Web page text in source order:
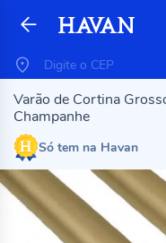
Varão de Cortina
Champanhe
Só tem na Havan